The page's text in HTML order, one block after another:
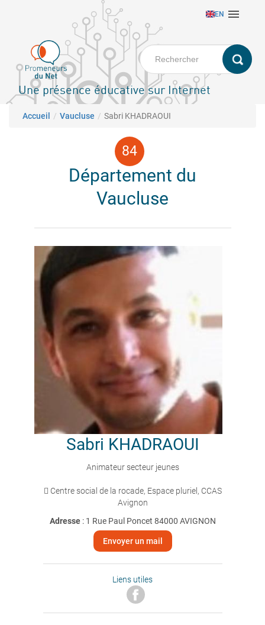
principal
EN 
Une présence éducative sur Internet
Fil d'Ariane
Accueil Vaucluse Sabri KHADRAOUI
Département du
Vaucluse
Sabri KHADRAOUI
Animateur secteur jeunes
 Centre social de la rocade, Espace pluriel, CCAS
Avignon
Adresse : 1 Rue Paul Poncet 84000 AVIGNON
Envoyer un mail
Liens utiles